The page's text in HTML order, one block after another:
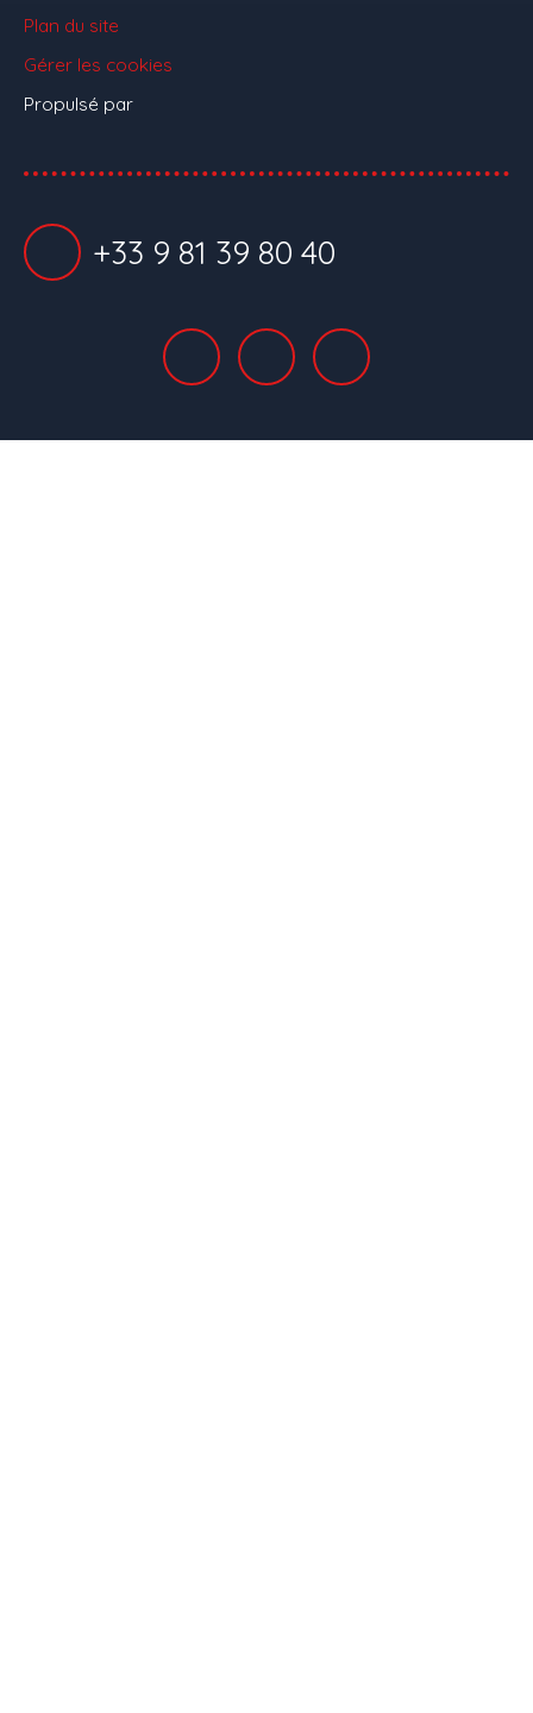
Plan du site
Gérer les cookies
Propulsé par
+33 9 81 39 80 40